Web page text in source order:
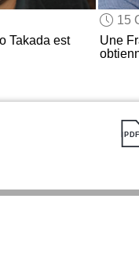
Takada est
15
Une